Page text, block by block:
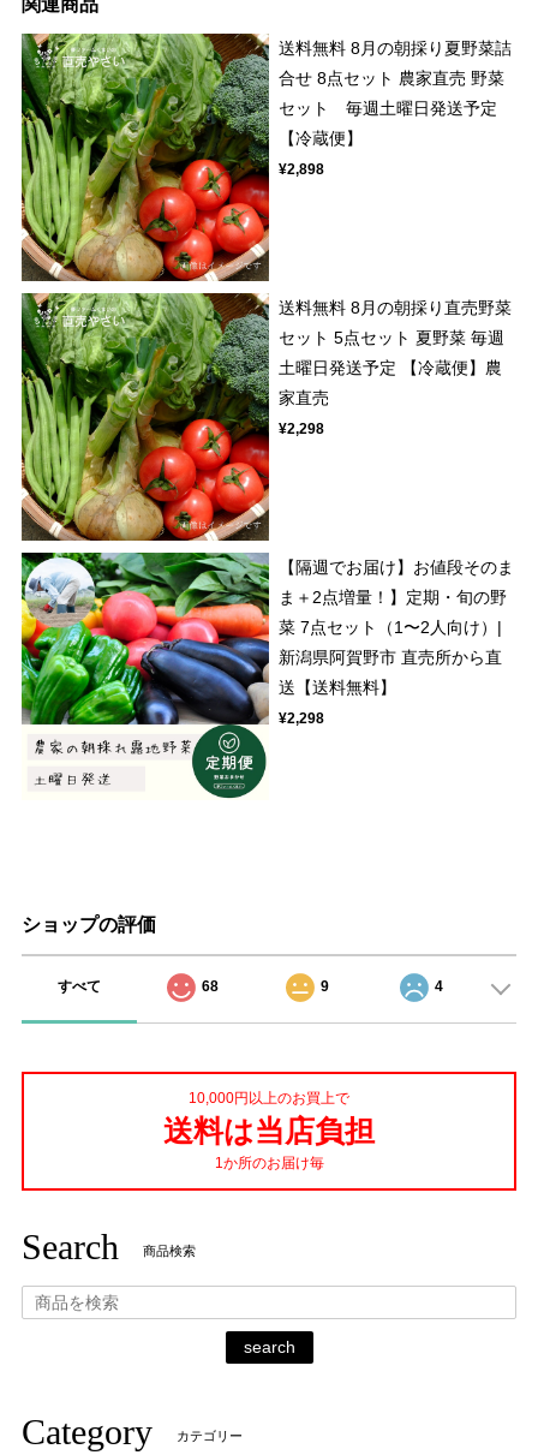
関連商品
送料無料 8月の朝採り夏野菜詰
合せ 8点セット 農家直売 野菜
セット 毎週土曜日発送予定
【冷蔵便】
¥2,898
送料無料 8月の朝採り直売野菜
セット 5点セット 夏野菜 毎週
土曜日発送予定 【冷蔵便】農
家直売
¥2,298
【隔週でお届け】お値段そのま
ま＋2点増量！】定期・旬の野
菜 7点セット（1〜2人向け）|
新潟県阿賀野市 直売所から直
送【送料無料】
¥2,298
ショップの評価
すべて 68 9 4
10,000円以上のお買上で
送料は当店負担
1か所のお届け毎
Search 商品検索
search
Category カテゴリー